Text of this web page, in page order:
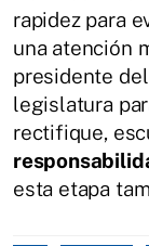
rapidez para
una atención
presidente
legislatura
rectifique,
esta etapa